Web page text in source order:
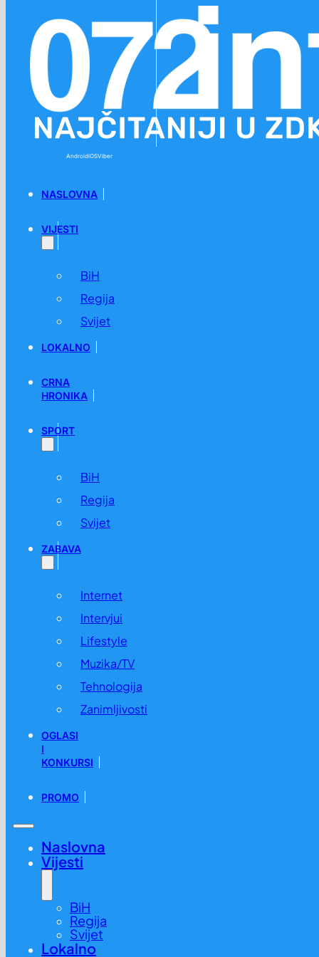
AndroidiOSViber
NASLOVNA
VIJESTI
BiH
Regija
Svijet
LOKALNO
CRNA
HRONIKA
SPORT
BiH
Regija
Svijet
ZABAVA
Internet
Intervjui
Lifestyle
Muzika/TV
Tehnologija
Zanimljivosti
OGLASI
I
KONKURSI
PROMO
Naslovna
Vijesti
BiH
Regija
Svijet
Lokalno